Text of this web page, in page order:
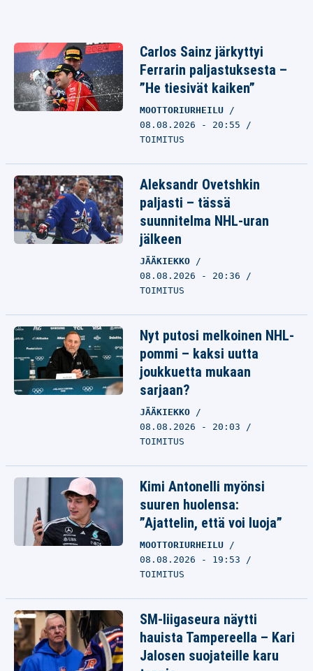
Carlos Sainz järkyttyi
Ferrarin paljastuksesta –
”He tiesivät kaiken”
MOOTTORIURHEILU
08.08.2026 - 20:55
TOIMITUS
Aleksandr Ovetshkin
paljasti – tässä
suunnitelma NHL-uran
jälkeen
JÄÄKIEKKO
08.08.2026 - 20:36
TOIMITUS
Nyt putosi melkoinen NHL-
pommi – kaksi uutta
joukkuetta mukaan
sarjaan?
JÄÄKIEKKO
08.08.2026 - 20:03
TOIMITUS
Kimi Antonelli myönsi
suuren huolensa:
”Ajattelin, että voi luoja”
MOOTTORIURHEILU
08.08.2026 - 19:53
TOIMITUS
SM-liigaseura näytti
hauista Tampereella – Kari
Jalosen suojateille karu